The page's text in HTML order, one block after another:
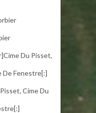
Du Pisset,
De Fenestre[:]
Cime Du